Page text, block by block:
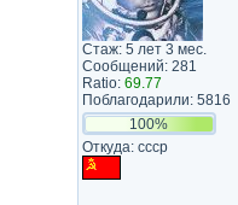
Стаж: 5 лет 3 мес.
Сообщений: 281
Ratio: 69.77
Поблагодарили: 5816
100%
Откуда: ссср